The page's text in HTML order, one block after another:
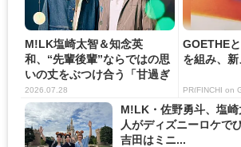
M!LK塩崎太智＆知念英
和、“先輩後輩”ならではの思
いの丈をぶつけ合う「甘過ぎ
だ...
2026.07.28
GOETHE
を組み、
PR(FINCHI on
M!LK・佐野勇斗、塩
人がディズニーロケで
吉田はミニ...